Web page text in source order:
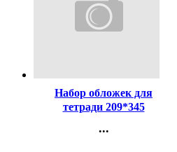
Набор обложек для
тетради 209*345
штук в наборе арт Т100-10
...